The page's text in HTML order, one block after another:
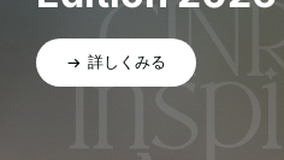
詳しくみる